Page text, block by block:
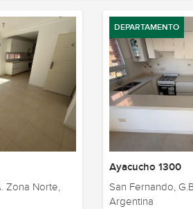
Zona Norte,
DEPARTAMENTO
Ayacucho 1300
San Fernando,
Argentina